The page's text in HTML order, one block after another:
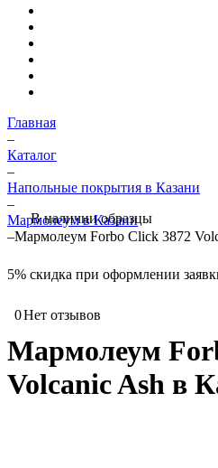
Главная
–
Каталог
–
Напольные покрытия в Казани
–
Мармолеум в Казани
–Мармолеум Forbo Click 3872
5% скидка при оформлении
0Нет отзывов
Мармолеум
Volcanic Ash в
В наличии образцы